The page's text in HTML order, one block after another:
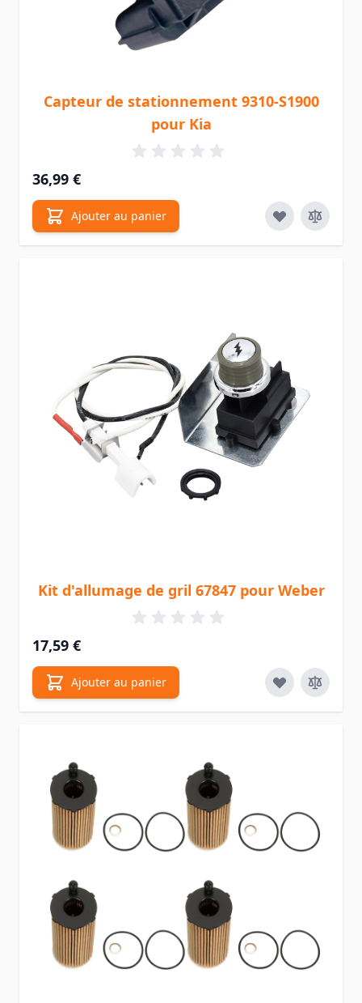
Capteur de stationnement 9310-S1900
pour Kia
36,99 €
Ajouter au panier
Kit d'allumage de gril 67847 pour Weber
17,59 €
Ajouter au panier